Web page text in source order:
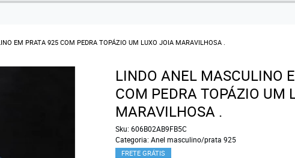
EM PRATA 925 COM PEDRA TOPÁZIO UM LUXO JOIA MARAVILHOSA .
LINDO ANEL MASCULINO
COM PEDRA TOPÁZIO UM
MARAVILHOSA .
Sku: 606B02AB9FB5C
Categoria: Anel masculino/prata 925
FRETE GRÁTIS